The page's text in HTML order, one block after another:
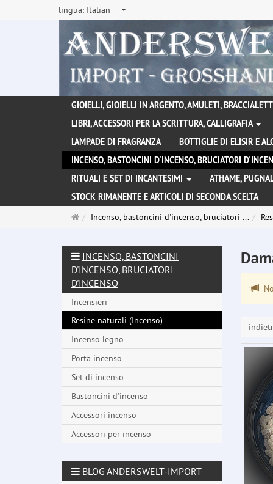
lingua: Italian
GIOIELLI, GIOIELLI IN ARGENTO, AMULETI,
LIBRI, ACCESSORI PER LA SCRITTURA, CALLIGRAFIA
LAMPADE DI FRAGRANZA
BOTTIGLIE DI ELISIR E
INCENSO, BASTONCINI D'INCENSO, BRUCIATORI
RITUALI E SET DI INCANTESIMI
ATHAME,
STOCK RIMANENTE E ARTICOLI DI SECONDA SCELTA
PaginaIncenso, bastoncini d'incenso, bruciatori ...
INCENSO, BASTONCINI
D'INCENSO, BRUCIATORI
D'INCENSO
Incensieri
Resine naturali (Incenso)
Incenso legno
Porta incenso
Set di incenso
Bastoncini d'incenso
Accessori incenso
Accessori per incenso
BLOG ANDERSWELT-IMPORT